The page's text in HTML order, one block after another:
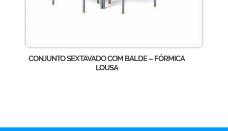
CONJUNTO SEXTAVADO COM BALDE – FÓRMICA
LOUSA